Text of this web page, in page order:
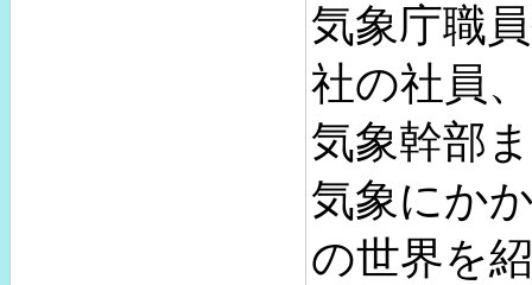
気象庁職
社の社員
気象幹部
気象にか
の世界を